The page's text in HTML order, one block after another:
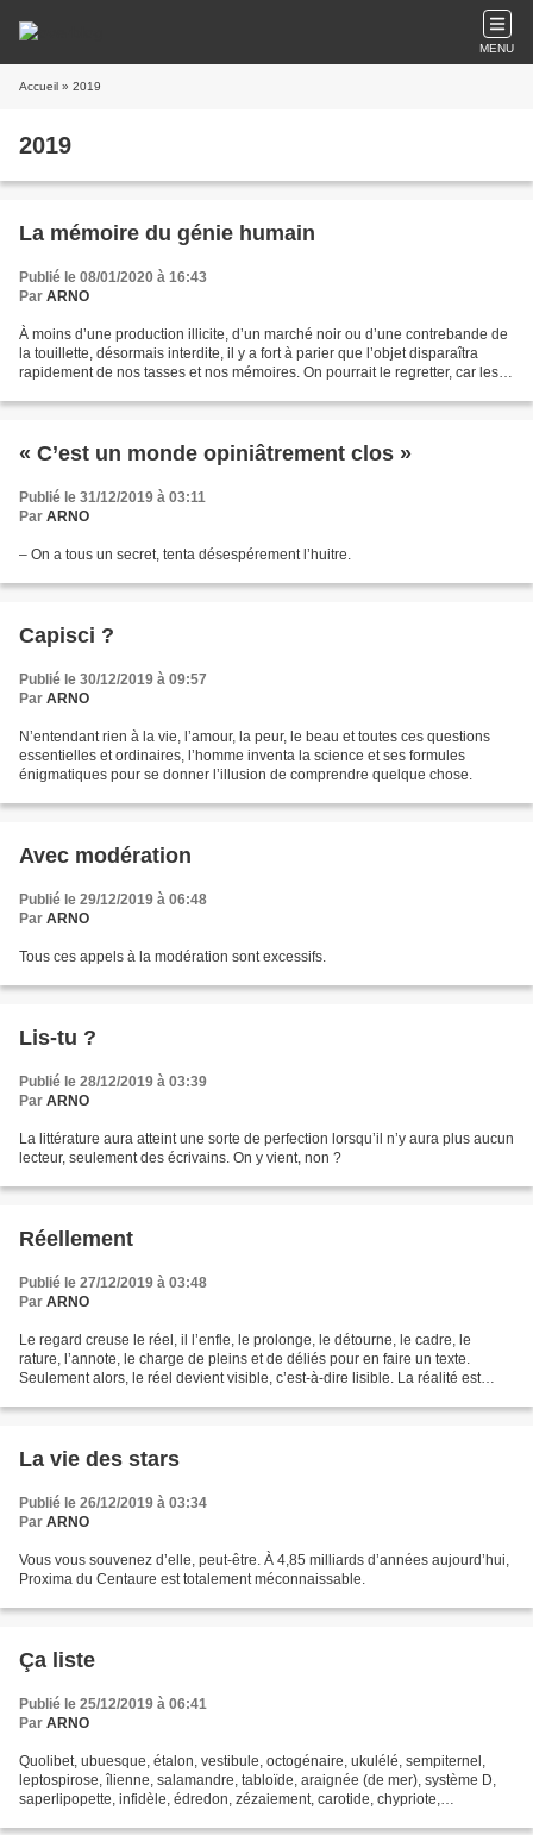
MENU
Accueil » 2019
2019
La mémoire du génie humain
Publié le 08/01/2020 à 16:43
Par ARNO
À moins d’une production illicite, d’un marché noir ou d’une contrebande de
la touillette, désormais interdite, il y a fort à parier que l’objet disparaîtra
rapidement de nos tasses et nos mémoires. On pourrait le regretter, car les
« C’est un monde opiniâtrement clos »
Publié le 31/12/2019 à 03:11
Par ARNO
– On a tous un secret, tenta désespérement l’huitre.
Capisci ?
Publié le 30/12/2019 à 09:57
Par ARNO
N’entendant rien à la vie, l’amour, la peur, le beau et toutes ces questions
essentielles et ordinaires, l’homme inventa la science et ses formules
énigmatiques pour se donner l’illusion de comprendre quelque chose.
Avec modération
Publié le 29/12/2019 à 06:48
Par ARNO
Tous ces appels à la modération sont excessifs.
Lis-tu ?
Publié le 28/12/2019 à 03:39
Par ARNO
La littérature aura atteint une sorte de perfection lorsqu’il n’y aura plus aucun
lecteur, seulement des écrivains. On y vient, non ?
Réellement
Publié le 27/12/2019 à 03:48
Par ARNO
Le regard creuse le réel, il l’enfle, le prolonge, le détourne, le cadre, le
rature, l’annote, le charge de pleins et de déliés pour en faire un texte.
Seulement alors, le réel devient visible, c’est-à-dire lisible. La réalité est
La vie des stars
Publié le 26/12/2019 à 03:34
Par ARNO
Vous vous souvenez d’elle, peut-être. À 4,85 milliards d’années aujourd’hui,
Proxima du Centaure est totalement méconnaissable.
Ça liste
Publié le 25/12/2019 à 06:41
Par ARNO
Quolibet, ubuesque, étalon, vestibule, octogénaire, ukulélé, sempiternel,
leptospirose, îlienne, salamandre, tabloïde, araignée (de mer), système D,
saperlipopette, infidèle, édredon, zézaiement, carotide, chypriote,